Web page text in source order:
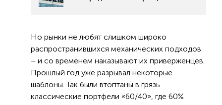
Но рынки не любят слишком широко
распространившихся механических подходов
– и со временем наказывают их приверженцев.
Прошлый год уже разрывал некоторые
шаблоны. Так были втоптаны в грязь
классические портфели «60/40», где 60%